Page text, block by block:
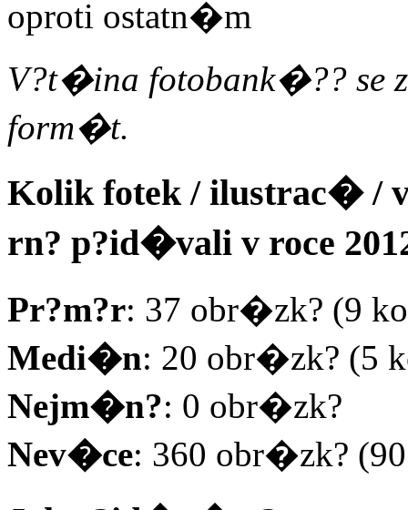
V?t�ina fotobank�?? se
form�t.
Kolik fotek / ilustrac� /
rn? p?id�vali v roce
Pr?m?r: 37 obr�zk? (9
Medi�n: 20 obr�zk? (5
Nejm�n?: 0 obr�zk?
Nev�ce: 360 obr�zk?